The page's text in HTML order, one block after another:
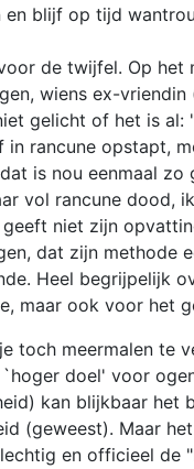
blijf op tijd
de twijfel. Op
wiens ex-
gelicht of het is
rancune opstapt,
is nou eenmaal
vol rancune dood,
niet zijn
dat zijn methode
Heel begrijpelijk
maar ook voor het
meermalen te
doel' voor
kan blijkbaar
(geweest). Maar
en officieel